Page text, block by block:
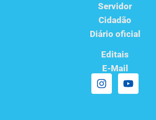
Servidor
Cidadão
Diário oficial
Editais
E-Mail